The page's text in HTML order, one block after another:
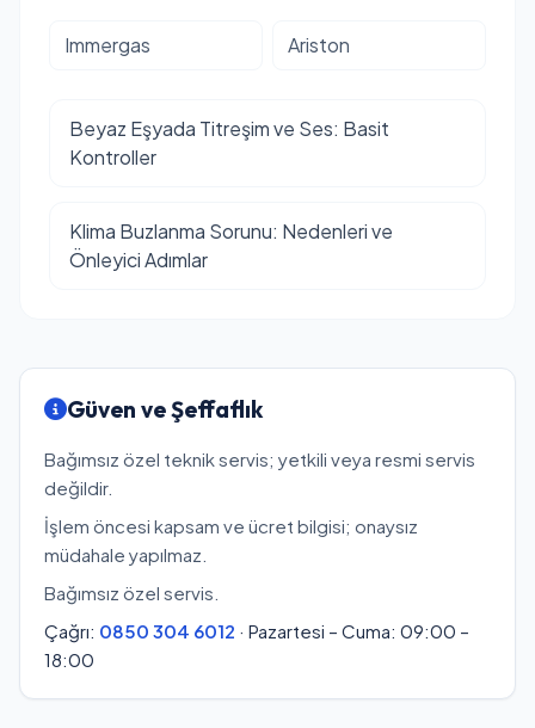
Immergas Ariston
Beyaz Eşyada Titreşim ve Ses: Basit
Kontroller
Klima Buzlanma Sorunu: Nedenleri ve
Önleyici Adımlar
Güven ve Şeffaflık
Bağımsız özel teknik servis; yetkili veya resmi servis
değildir.
İşlem öncesi kapsam ve ücret bilgisi; onaysız
müdahale yapılmaz.
Bağımsız özel servis.
Çağrı: 0850 304 6012 · Pazartesi – Cuma: 09:00 –
18:00